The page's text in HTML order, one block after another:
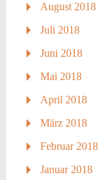
August 2018
Juli 2018
Juni 2018
Mai 2018
April 2018
März 2018
Februar 2018
Januar 2018